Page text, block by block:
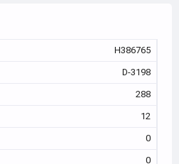
Н386765
D-3198
288
12
0
0